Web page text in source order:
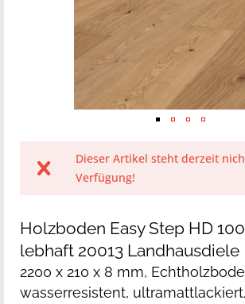
Dieser Artikel steht derzeit
Verfügung!
Holzboden Easy Step HD
lebhaft 20013 Landhausdiele
2200 x 210 x 8 mm,
wasserresistent,